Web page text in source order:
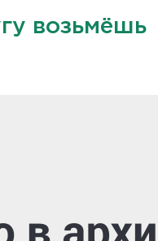
возьмёшь